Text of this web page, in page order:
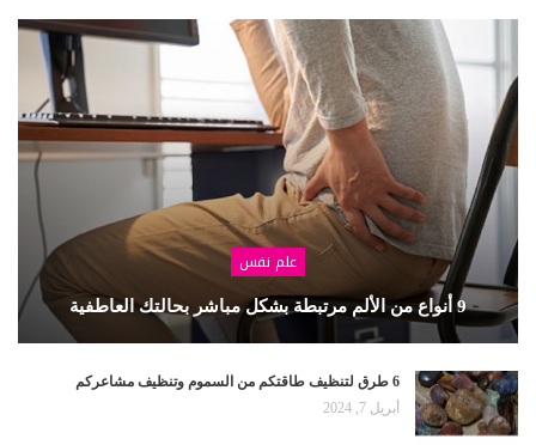
علم نفس
9 أنواع من الألم مرتبطة بشكل مباشر بحالتك العاطفية
6 طرق لتنظيف طاقتكم من السموم وتنظيف مشاعركم
أبريل 7, 2024